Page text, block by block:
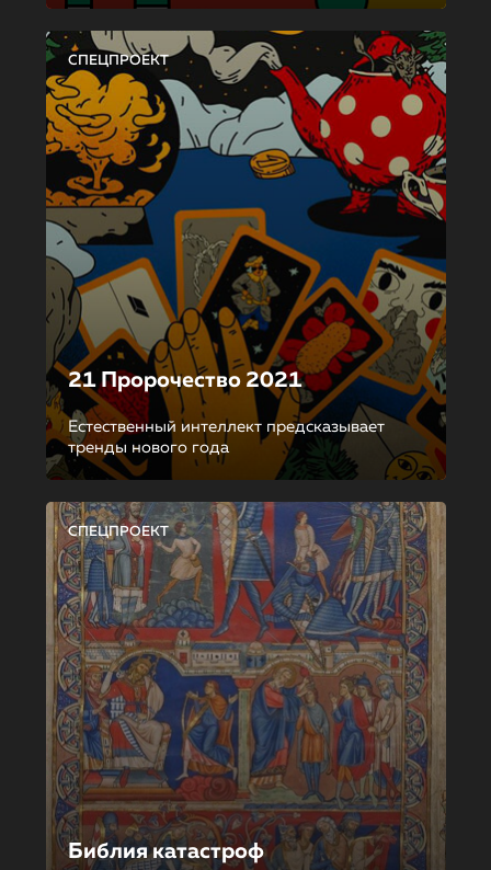
СПЕЦПРОЕКТ
21 Пророчество 2021
Естественный интеллект предсказывает
тренды нового года
СПЕЦПРОЕКТ
Библия катастроф